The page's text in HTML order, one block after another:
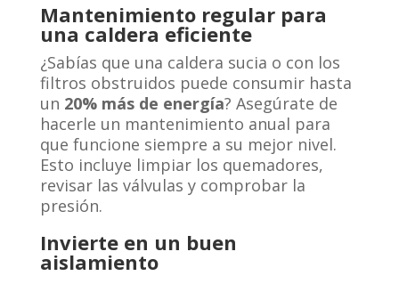
Mantenimiento regular para
una caldera eficiente
¿Sabías que una caldera sucia o con los
filtros obstruidos puede consumir hasta
un 20% más de energía? Asegúrate de
hacerle un mantenimiento anual para
que funcione siempre a su mejor nivel.
Esto incluye limpiar los quemadores,
revisar las válvulas y comprobar la
presión.
Invierte en un buen
aislamiento